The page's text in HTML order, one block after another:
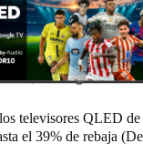
televisores QLED
el 39% de rebaja